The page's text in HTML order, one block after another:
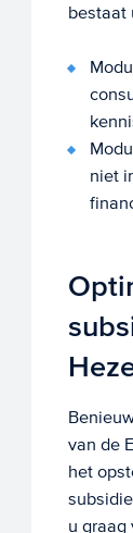
bestaat
niet
van de
het
u graag